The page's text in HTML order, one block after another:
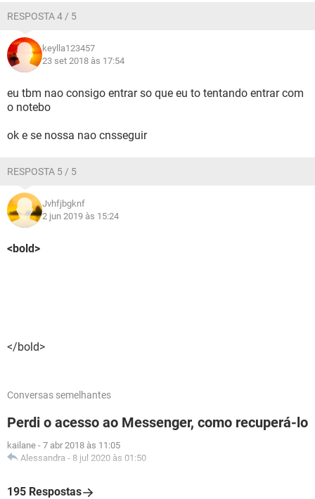
RESPOSTA 4 / 5
keylla123457
23 set 2018 às 17:54
eu tbm nao consigo entrar so que eu to tentando entrar com
o notebo
ok e se nossa nao cnsseguir
RESPOSTA 5 / 5
Jvhfjbgknf
2 jun 2019 às 15:24
<bold>
</bold>
Conversas semelhantes
Perdi o acesso ao Messenger, como recuperá-lo
kailane - 7 abr 2018 às 11:05
Alessandra - 8 jul 2020 às 01:50
195 Respostas